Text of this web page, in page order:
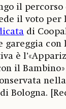
il
il voto per
di
gareggia con
è
il
Bologna.